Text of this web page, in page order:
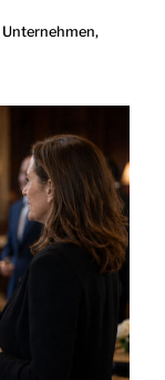
Unternehmen,